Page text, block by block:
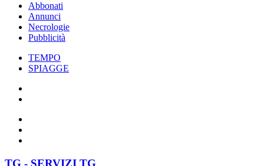
Abbonati
Annunci
Necrologie
Pubblicità
TEMPO
SPIAGGE
TG - SERVIZI TG